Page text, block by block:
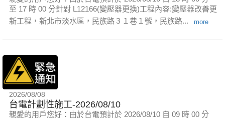
至 17 時 00 分針對 L12166(變壓器更換)工程內容:變壓器改善更
新工程，新北市淡水區，民族路３１巷１號，民族路...
more
2026/08/08
台電計劃性施工-2026/08/10
親愛的用戶您好：由於台電預計於 2026/08/10 自 09 時 00 分